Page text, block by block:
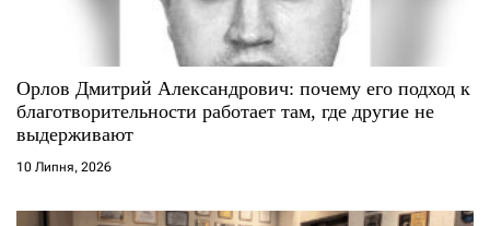
Орлов Дмитрий Александрович: почему его подход к
благотворительности работает там, где другие не
выдерживают
10 Липня, 2026